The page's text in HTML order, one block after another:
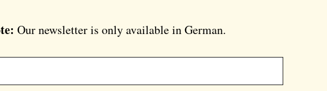
Our newsletter is only available in German.